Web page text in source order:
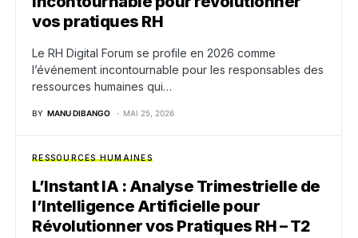
vos pratiques RH
Le RH Digital Forum se profile en 2026 comme
l’événement incontournable pour les responsables des
ressources humaines qui…
BY MANU DIBANGO MAI 25, 2026
RESSOURCES HUMAINES
L’Instant IA : Analyse Trimestrielle de
l’Intelligence Artificielle pour
Révolutionner vos Pratiques RH – T2